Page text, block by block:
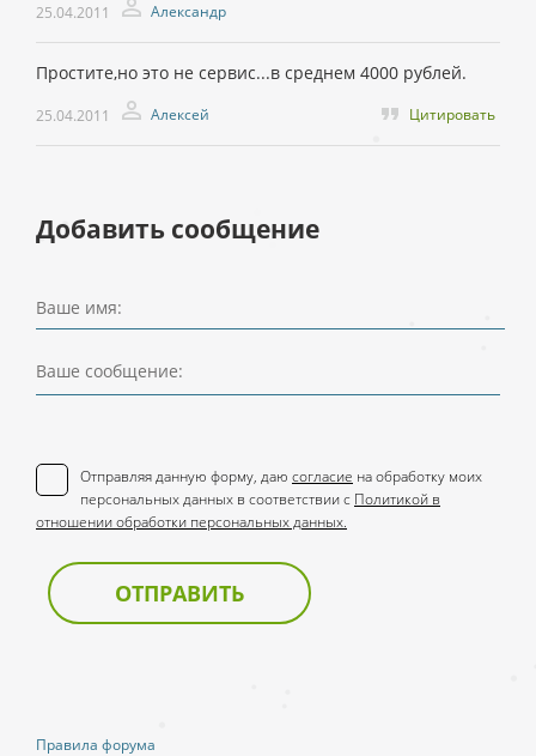
Правила форума
25.04.2011 Александр
Простите,но это не сервис...в среднем 4000 рублей.
25.04.2011 Алексей Цитировать
Добавить сообщение
Ваше имя:
Ваше сообщение:
Отправляя данную форму, даю согласие на обработку моих
персональных данных в соответствии с Политикой в
отношении обработки персональных данных.
ОТПРАВИТЬ